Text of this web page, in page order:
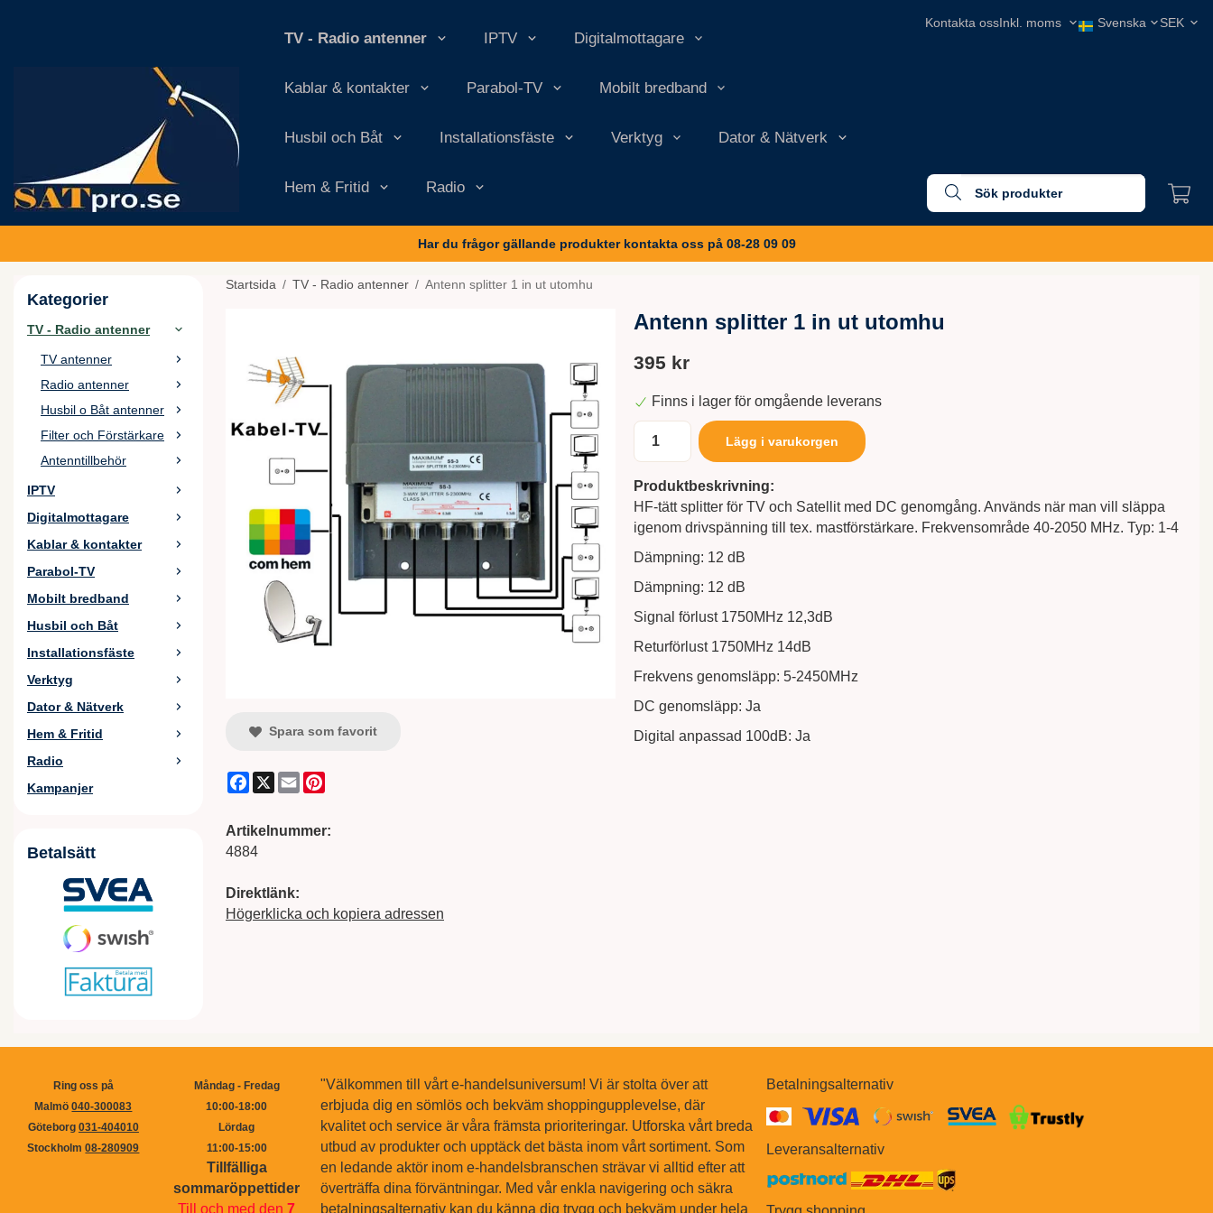
TV - Radio antenner IPTV Digitalmottagare
Kablar & kontakter Parabol-TV Mobilt bredband
Husbil och Båt Installationsfäste Verktyg Dator & Nätverk
Hem & Fritid Radio
Kontakta oss
Har du frågor gällande produkter kontakta oss på 08-28 09 09
Kategorier
TV - Radio antenner
TV antenner
Radio antenner
Husbil o Båt antenner
Filter och Förstärkare
Antenntillbehör
IPTV
Digitalmottagare
Kablar & kontakter
Parabol-TV
Mobilt bredband
Husbil och Båt
Installationsfäste
Verktyg
Dator & Nätverk
Hem & Fritid
Radio
Kampanjer
Betalsätt
Startsida / TV - Radio antenner / Antenn splitter 1 in ut utomhu
Antenn splitter 1 in ut utomhu
395 kr
Finns i lager för omgående leverans
Lägg i varukorgen
Produktbeskrivning:
HF-tätt splitter för TV och Satellit med DC genomgång. Används när man vill släppa
igenom drivspänning till tex. mastförstärkare. Frekvensområde 40-2050 MHz. Typ: 1-4
Dämpning: 12 dB
Dämpning: 12 dB
Signal förlust 1750MHz 12,3dB
Returförlust 1750MHz 14dB
Frekvens genomsläpp: 5-2450MHz
DC genomsläpp: Ja
Digital anpassad 100dB: Ja
Spara som favorit
Facebook
X Email
Artikelnummer:
4884
Direktlänk:
Högerklicka och kopiera adressen
Ring oss på
Malmö040-300083
Göteborg 031-404010
Stockholm08-280909
Måndag - Fredag
10:00-18:00
Lördag
11:00-15:00
Tillfälliga
sommaröppettider
Till och med den7
"Välkommen till vårt e-handelsuniversum! Vi är stolta över att
erbjuda dig en sömlös och bekväm shoppingupplevelse, där
kvalitet och service är våra främsta prioriteringar. Utforska vårt breda
utbud av produkter och upptäck det bästa inom vårt sortiment. Som
en ledande aktör inom e-handelsbranschen strävar vi alltid efter att
överträffa dina förväntningar. Med vår enkla navigering och säkra
betalningsalternativ kan du känna dig trygg och bekväm under hela
Betalningsalternativ
Leveransalternativ